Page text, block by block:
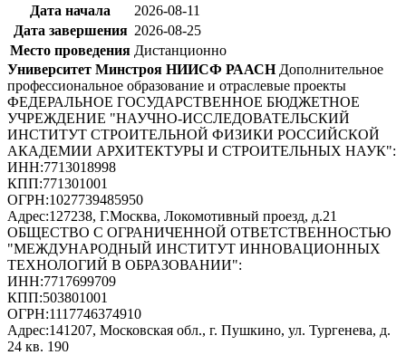
Дата начала
2026-08-11
Дата завершения 2026-08-25
Место проведения Дистанционно
Университет Минстроя НИИСФ РААСН Дополнительное
профессиональное образование и отраслевые проекты
ФЕДЕРАЛЬНОЕ ГОСУДАРСТВЕННОЕ БЮДЖЕТНОЕ
УЧРЕЖДЕНИЕ "НАУЧНО-ИССЛЕДОВАТЕЛЬСКИЙ
ИНСТИТУТ СТРОИТЕЛЬНОЙ ФИЗИКИ РОССИЙСКОЙ
АКАДЕМИИ АРХИТЕКТУРЫ И СТРОИТЕЛЬНЫХ НАУК":
ИНН:7713018998
КПП:771301001
ОГРН:1027739485950
Адрес:127238, Г.Москва, Локомотивный проезд, д.21
ОБЩЕСТВО С ОГРАНИЧЕННОЙ ОТВЕТСТВЕННОСТЬЮ
"МЕЖДУНАРОДНЫЙ ИНСТИТУТ ИННОВАЦИОННЫХ
ТЕХНОЛОГИЙ В ОБРАЗОВАНИИ":
ИНН:7717699709
КПП:503801001
ОГРН:1117746374910
Адрес:141207, Московская обл., г. Пушкино, ул. Тургенева, д.
24 кв. 190